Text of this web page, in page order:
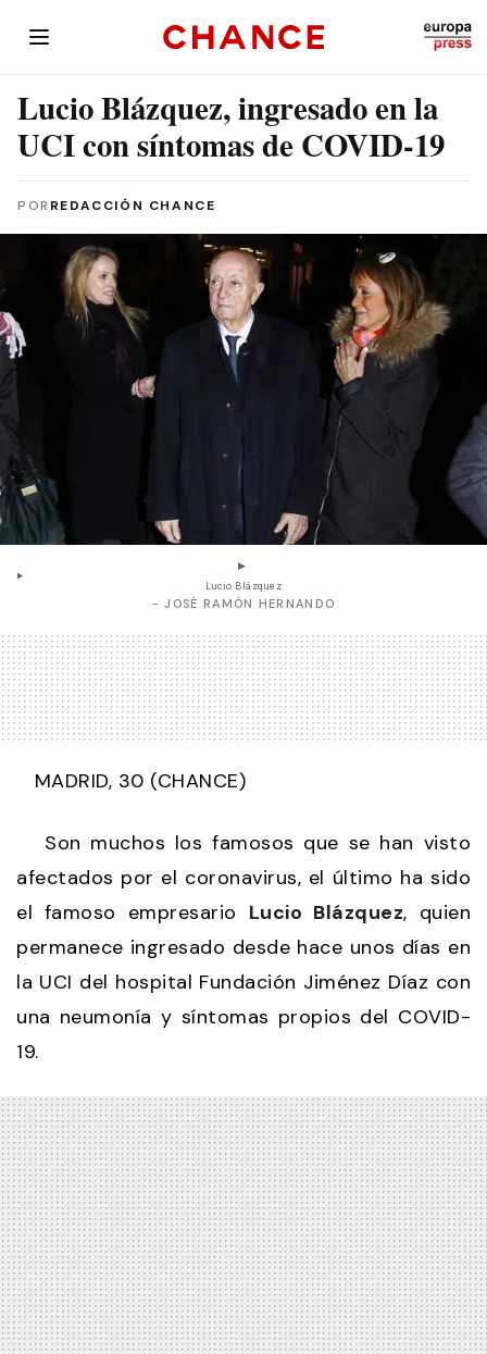
Lucio Blázquez, ingresado en la
UCI con síntomas de COVID-19
POR REDACCIÓN CHANCE
Lucio Blázquez
- JOSÉ RAMÓN HERNANDO
MADRID, 30 (CHANCE)
Son muchos los famosos que se han visto
afectados por el coronavirus, el último ha sido
el famoso empresario Lucio Blázquez, quien
permanece ingresado desde hace unos días en
la UCI del hospital Fundación Jiménez Díaz con
una neumonía y síntomas propios del COVID-
19.